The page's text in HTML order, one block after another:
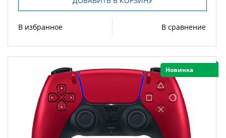
В избранное В сравнение
Новинка